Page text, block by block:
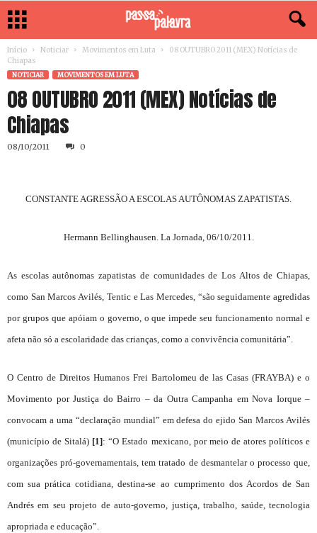
Início Noticiar Movimentos em Luta
08 OUTUBRO 2011 (MEX) Notícias de
Chiapas
NOTICIAR MOVIMENTOS EM LUTA
08 OUTUBRO 2011 (MEX) Notícias de
Chiapas
08/10/2011 0
CONSTANTE AGRESSÃO A ESCOLAS AUTÔNOMAS ZAPATISTAS.
Hermann Bellinghausen. La Jornada, 06/10/2011.
As escolas autônomas zapatistas de comunidades de Los Altos de Chiapas,
como San Marcos Avilés, Tentic e Las Mercedes, “são seguidamente agredidas
por grupos que apóiam o governo, o que impede seu funcionamento normal e
afeta não só a escolaridade das crianças, como a convivência comunitária”.
O Centro de Direitos Humanos Frei Bartolomeu de las Casas (FRAYBA) e o
Movimento por Justiça do Bairro – da Outra Campanha em Nova Iorque –
convocam a uma “declaração mundial” em defesa do ejido San Marcos Avilés
(município de Sitalá) [1]: “O Estado mexicano, por meio de atores políticos e
organizações pró-governamentais, tem tratado de desmantelar o processo que,
com sua prática cotidiana, destina-se ao cumprimento dos Acordos de San
Andrés em seu projeto de auto-governo, justiça, trabalho, saúde, tecnologia
apropriada e educação”.